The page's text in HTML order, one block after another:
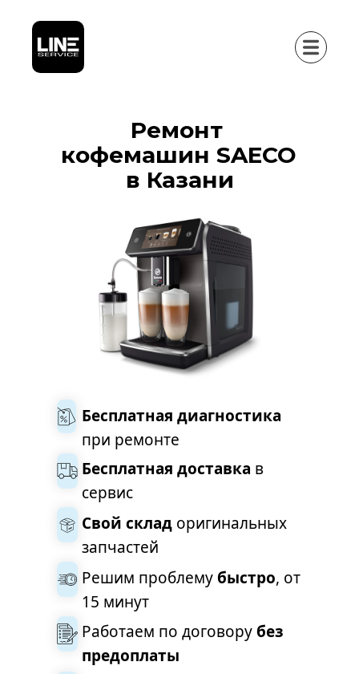
Ремонт
кофемашин SAECO
в Казани
Свой склад оригинальных
запчастей
Решим проблему быстро, от
15 минут
Бесплатная доставка в
сервис
при ремонте
Работаем по договору без
предоплаты